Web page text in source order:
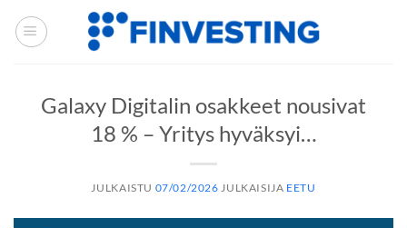
Siirry
sisältöön
Galaxy Digitalin osakkeet nousivat
18 % – Yritys hyväksyi…
JULKAISTU 07/02/2026 JULKAISIJA EETU